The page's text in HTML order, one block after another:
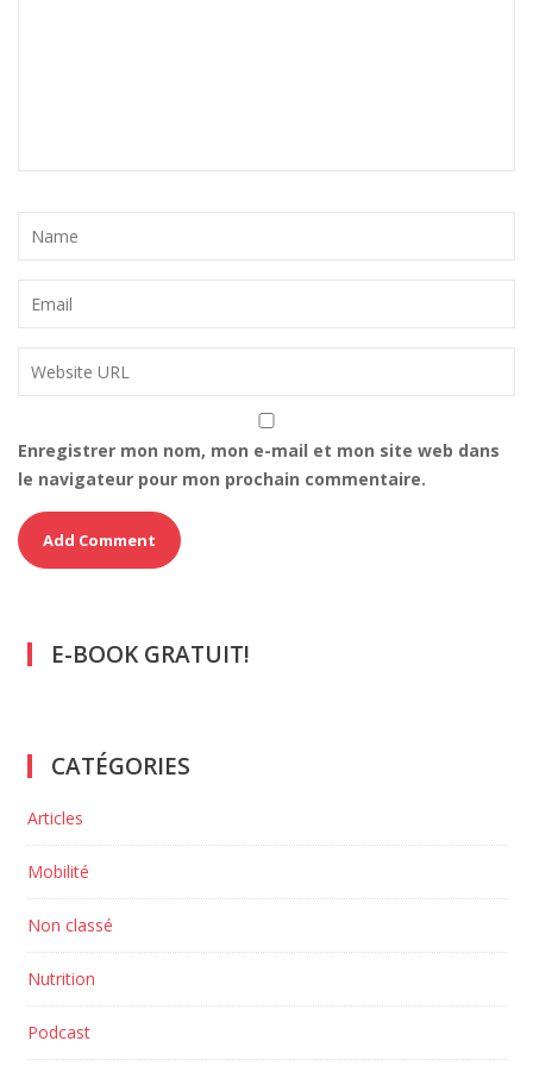
Enregistrer mon nom, mon e-mail et mon site web dans
le navigateur pour mon prochain commentaire.
E-BOOK GRATUIT!
CATÉGORIES
Articles
Mobilité
Non classé
Nutrition
Podcast